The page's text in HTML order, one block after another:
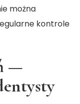
można
kontrole
—